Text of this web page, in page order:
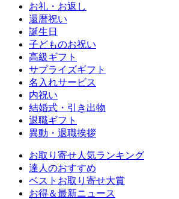
お礼・お返し
還暦祝い
誕生日
子どものお祝い
高級ギフト
サプライズギフト
名入れサービス
内祝い
結婚式・引き出物
退職ギフト
異動・退職挨拶
お取り寄せ人気ランキング
達人のおすすめ
ベストお取り寄せ大賞
お得＆最新ニュース